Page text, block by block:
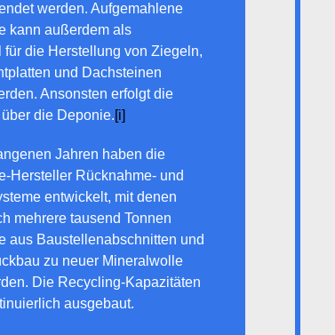
werden. Aufgemahlene
kann außerdem als
für die Herstellung von Ziegeln,
und Dachsteinen
Ansonsten erfolgt die
die Deponie.[i]
Jahren haben die
Hersteller Rücknahme- und
entwickelt, mit denen
mehrere tausend Tonnen
aus Baustellenabschnitten und
zu neuer Mineralwolle
Die Recycling-Kapazitäten
ausgebaut.